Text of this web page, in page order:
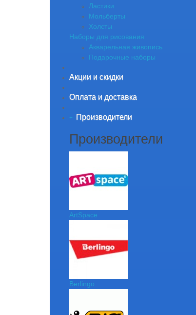
Ластики
Мольберты
Холсты
Наборы для рисования
Акварельная живопись
Подарочные наборы
Акции и скидки
Оплата и доставка
+- Производители
Производители
ArtSpace
Berlingo